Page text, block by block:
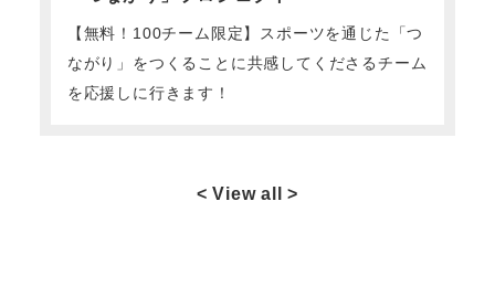
【無料！100チーム限定】スポーツを通じた「つ
ながり」をつくることに共感してくださるチーム
を応援しに行きます！
< View all >